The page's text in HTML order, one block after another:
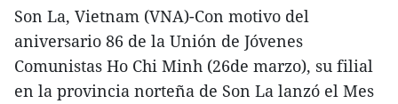
Son La, Vietnam (VNA)-Con motivo del
aniversario 86 de la Unión de Jóvenes
Comunistas Ho Chi Minh (26de marzo), su filial
en la provincia norteña de Son La lanzó el Mes